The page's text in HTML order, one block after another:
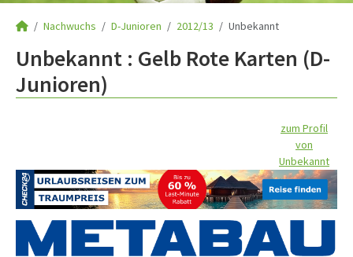
Nachwuchs D-Junioren 2012/13 Unbekannt
Unbekannt : Gelb Rote Karten (D-
Junioren)
zum Profil
von
Unbekannt